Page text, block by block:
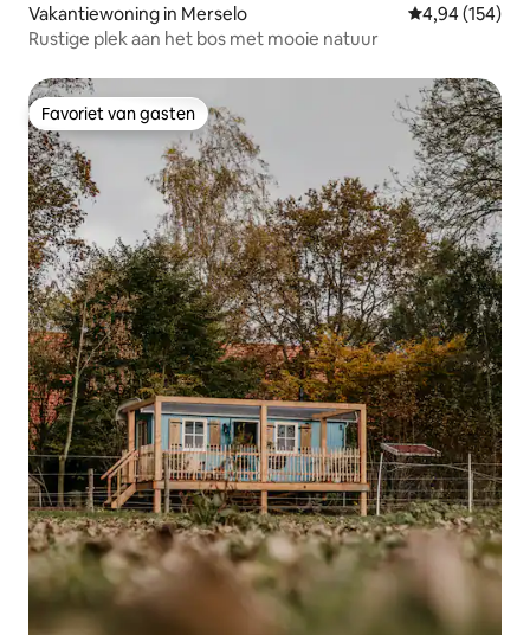
Vakantiewoning in Merselo Gemiddelde
4,94 (154)
Rustige plek aan het bos met mooie natuur
Favoriet van gasten
Favoriet van gasten